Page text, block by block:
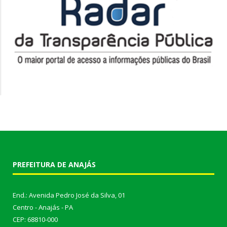
PREFEITURA DE ANAJÁS
End.: Avenida Pedro José da Silva, 01
Centro - Anajás - PA
CEP: 68810-000